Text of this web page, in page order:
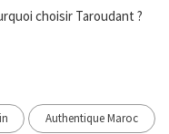
choisir Taroudant ?
Authentique Maroc